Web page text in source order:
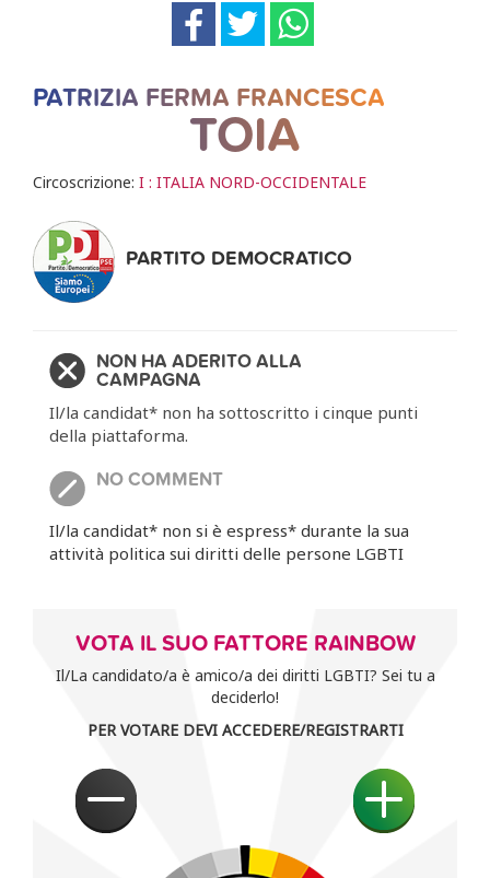
PATRIZIA FERMA FRANCESCA
TOIA
Circoscrizione: I : ITALIA NORD-OCCIDENTALE
PARTITO DEMOCRATICO
NON HA ADERITO ALLA
CAMPAGNA
Il/la candidat* non ha sottoscritto i cinque punti
della piattaforma.
NO COMMENT
Il/la candidat* non si è espress* durante la sua
attività politica sui diritti delle persone LGBTI
VOTA IL SUO FATTORE RAINBOW
Il/La candidato/a è amico/a dei diritti LGBTI? Sei tu a
deciderlo!
PER VOTARE DEVI ACCEDERE/REGISTRARTI